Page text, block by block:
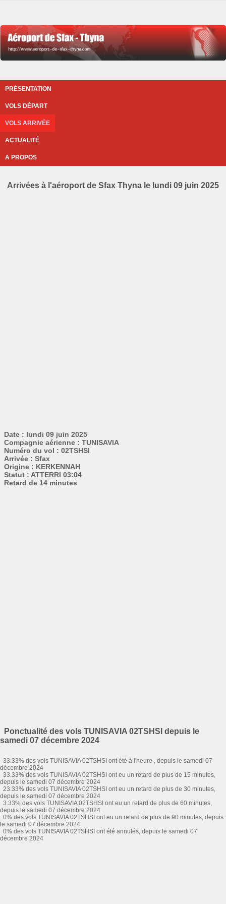
PRÉSENTATION
VOLS DÉPART
VOLS ARRIVÉE
ACTUALITÉ
A PROPOS
Arrivées à l'aéroport de Sfax Thyna le lundi 09 juin 2025
Date : lundi 09 juin 2025
Compagnie aérienne : TUNISAVIA
Numéro du vol : 02TSHSI
Arrivée : Sfax
Origine : KERKENNAH
Statut : ATTERRI 03:04
Retard de 14 minutes
Ponctualité des vols TUNISAVIA 02TSHSI depuis le
samedi 07 décembre 2024
33.33% des vols TUNISAVIA 02TSHSI ont été à l'heure , depuis le samedi 07
décembre 2024
33.33% des vols TUNISAVIA 02TSHSI ont eu un retard de plus de 15 minutes,
depuis le samedi 07 décembre 2024
23.33% des vols TUNISAVIA 02TSHSI ont eu un retard de plus de 30 minutes,
depuis le samedi 07 décembre 2024
3.33% des vols TUNISAVIA 02TSHSI ont eu un retard de plus de 60 minutes,
depuis le samedi 07 décembre 2024
0% des vols TUNISAVIA 02TSHSI ont eu un retard de plus de 90 minutes, depuis
le samedi 07 décembre 2024
0% des vols TUNISAVIA 02TSHSI ont été annulés, depuis le samedi 07
décembre 2024